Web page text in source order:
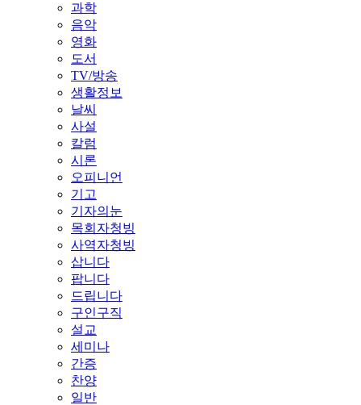
과학
음악
영화
도서
TV/방송
생활정보
날씨
사설
칼럼
시론
오피니언
기고
기자의눈
목회자청빙
사역자청빙
삽니다
팝니다
드립니다
구인구직
설교
세미나
간증
찬양
일반